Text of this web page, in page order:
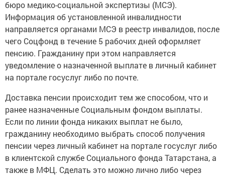
бюро медико-социальной экспертизы (МСЭ).
Информация об установленной инвалидности
направляется органами МСЭ в реестр инвалидов, после
чего Соцфонд в течение 5 рабочих дней оформляет
пенсию. Гражданину при этом направляется
уведомление о назначенной выплате в личный кабинет
на портале госуслуг либо по почте.
Доставка пенсии происходит тем же способом, что и
ранее назначенные Социальным фондом выплаты.
Если по линии фонда никаких выплат не было,
гражданину необходимо выбрать способ получения
пенсии через личный кабинет на портале госуслуг либо
в клиентской службе Социального фонда Татарстана, а
также в МФЦ. Сделать это можно лично либо через